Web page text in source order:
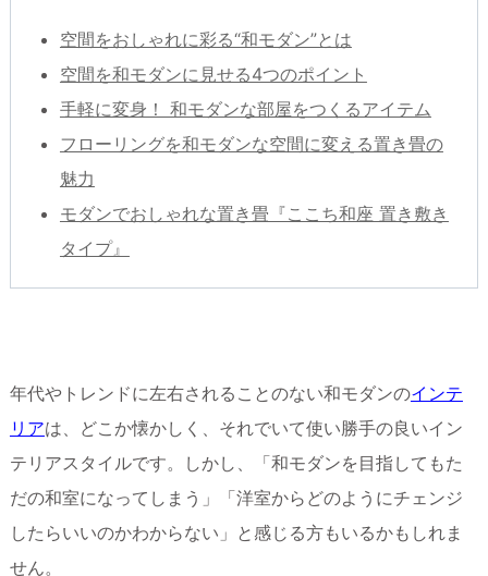
空間をおしゃれに彩る“和モダン”とは
空間を和モダンに見せる4つのポイント
手軽に変身！ 和モダンな部屋をつくるアイテム
フローリングを和モダンな空間に変える置き畳の
魅力
モダンでおしゃれな置き畳『ここち和座 置き敷き
タイプ』
年代やトレンドに左右されることのない和モダンのインテ
リアは、どこか懐かしく、それでいて使い勝手の良いイン
テリアスタイルです。しかし、「和モダンを目指してもた
だの和室になってしまう」「洋室からどのようにチェンジ
したらいいのかわからない」と感じる方もいるかもしれま
せん。